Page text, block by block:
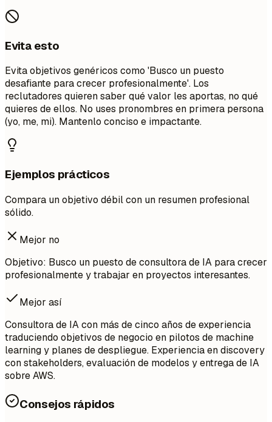
Evita esto
Evita objetivos genéricos como 'Busco un puesto
desafiante para crecer profesionalmente'. Los
reclutadores quieren saber qué valor les aportas, no qué
quieres de ellos. No uses pronombres en primera persona
(yo, me, mi). Mantenlo conciso e impactante.
Ejemplos prácticos
Compara un objetivo débil con un resumen profesional
sólido.
Mejor no
Objetivo: Busco un puesto de consultora de IA para crecer
profesionalmente y trabajar en proyectos interesantes.
Mejor así
Consultora de IA con más de cinco años de experiencia
traduciendo objetivos de negocio en pilotos de machine
learning y planes de despliegue. Experiencia en discovery
con stakeholders, evaluación de modelos y entrega de IA
sobre AWS.
Consejos rápidos